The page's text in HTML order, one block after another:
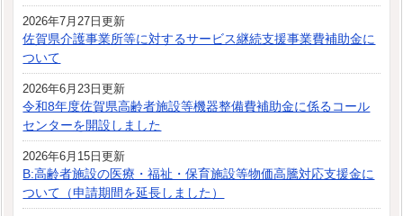
2026年7月27日更新
佐賀県介護事業所等に対するサービス継続支援事業費補助金に
ついて
2026年6月23日更新
令和8年度佐賀県高齢者施設等機器整備費補助金に係るコール
センターを開設しました
2026年6月15日更新
B:高齢者施設の医療・福祉・保育施設等物価高騰対応支援金に
ついて（申請期間を延長しました）